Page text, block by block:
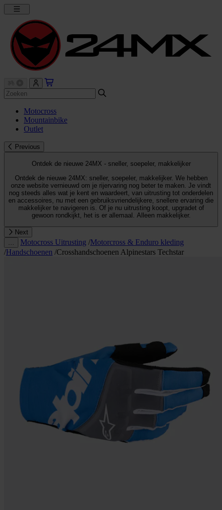
Motocross
Mountainbike
Outlet
Previous
Ontdek de nieuwe 24MX - sneller, soepeler, makkelijker
Ontdek de nieuwe 24MX: sneller, soepeler, makkelijker. We hebben
onze website vernieuwd om je rijervaring nog beter te maken. Je vindt
nog steeds alles wat je kent en waardeert, van uitrusting tot onderdelen
en accessoires, nu met een gebruiksvriendelijkere, snellere ervaring die
makkelijker te navigeren is. Of je nu uitrusting koopt, upgradet of
gewoon rondkijkt, het is er allemaal. Alleen makkelijker.
Next
Motocross Uitrusting /Motorcross & Enduro kleding
/Handschoenen /Crosshandschoenen Alpinestars Techstar